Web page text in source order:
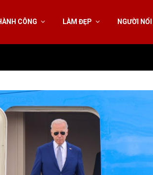
CÔNG LÀM ĐẸP NGƯỜI